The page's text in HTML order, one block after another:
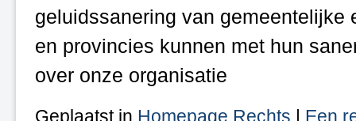
geluidssanering van gemeentelijke
en provincies kunnen met hun
over onze organisatie
Geplaatst in Homepage Rechts | Een